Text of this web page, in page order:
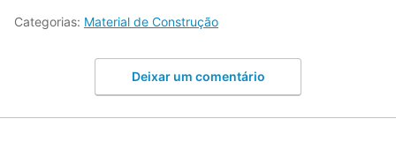
Categorias: Material de Construção
Deixar um comentário